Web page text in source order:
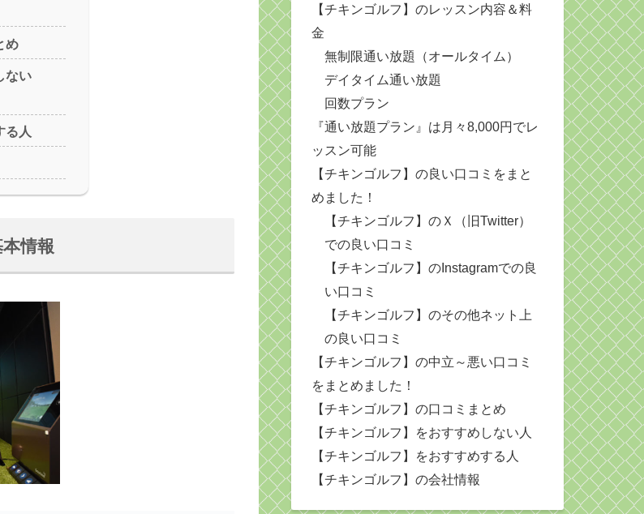
め
ない
る人
情報
【チキンゴルフ】のレッスン内容＆料
金
無制限通い放題（オールタイム）
デイタイム通い放題
回数プラン
『通い放題プラン』は月々8,000円でレ
ッスン可能
【チキンゴルフ】の良い口コミをまと
めました！
【チキンゴルフ】のＸ（旧Twitter）
での良い口コミ
【チキンゴルフ】のInstagramでの良
い口コミ
【チキンゴルフ】のその他ネット上
の良い口コミ
【チキンゴルフ】の中立～悪い口コミ
をまとめました！
【チキンゴルフ】の口コミまとめ
【チキンゴルフ】をおすすめしない人
【チキンゴルフ】をおすすめする人
【チキンゴルフ】の会社情報